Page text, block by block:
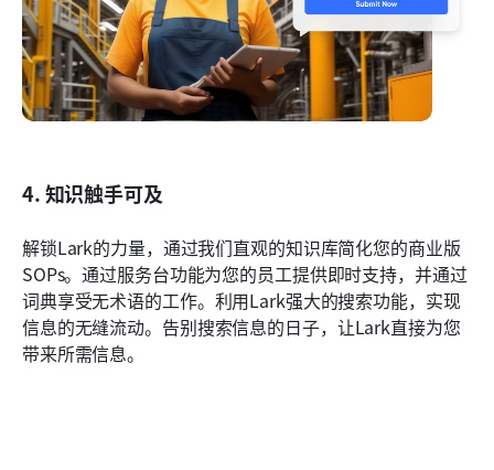
4. 知识触手可及
解锁Lark的力量，通过我们直观的知识库简化您的商业版
SOPs。通过服务台功能为您的员工提供即时支持，并通过
词典享受无术语的工作。利用Lark强大的搜索功能，实现
信息的无缝流动。告别搜索信息的日子，让Lark直接为您
带来所需信息。